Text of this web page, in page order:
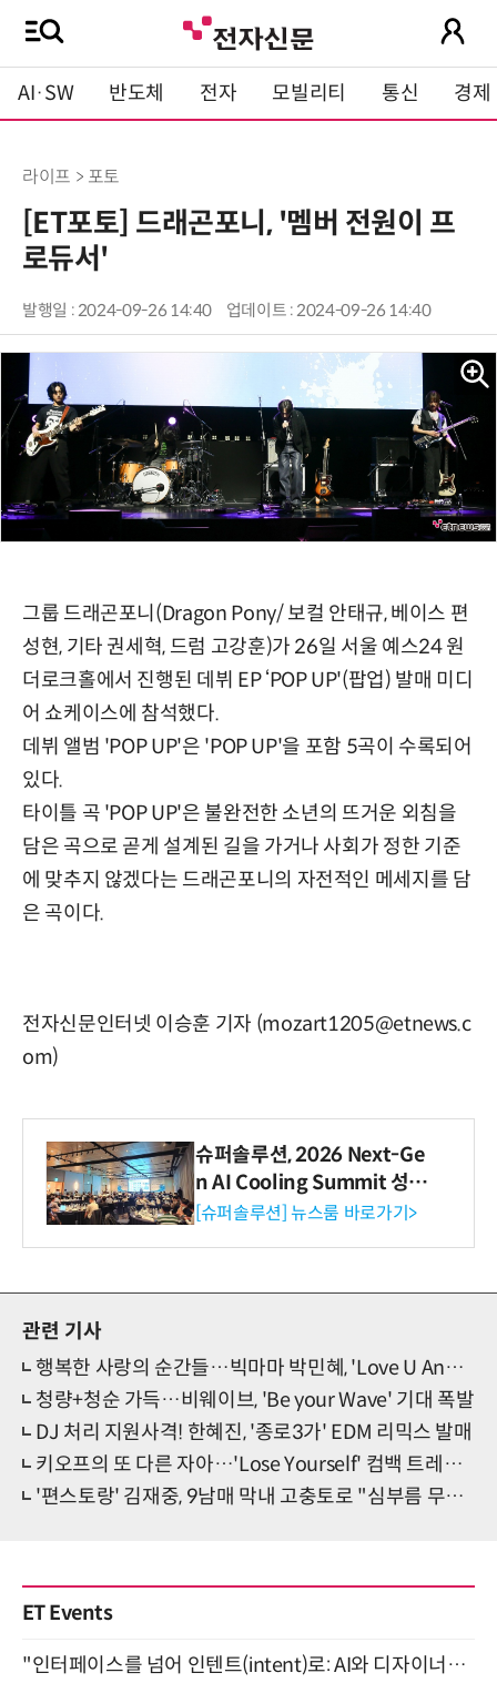
AI·SW 반도체 전자 모빌리티 통신 경제
라이프 > 포토
[ET포토] 드래곤포니, '멤버 전원이 프
로듀서'
발행일 : 2024-09-26 14:40 업데이트 : 2024-09-26 14:40
그룹 드래곤포니(Dragon Pony/ 보컬 안태규, 베이스 편
성현, 기타 권세혁, 드럼 고강훈)가 26일 서울 예스24 원
더로크홀에서 진행된 데뷔 EP ‘POP UP'(팝업) 발매 미디
어 쇼케이스에 참석했다.
데뷔 앨범 'POP UP'은 'POP UP'을 포함 5곡이 수록되어
있다.
타이틀 곡 'POP UP'은 불완전한 소년의 뜨거운 외침을
담은 곡으로 곧게 설계된 길을 가거나 사회가 정한 기준
에 맞추지 않겠다는 드래곤포니의 자전적인 메세지를 담
은 곡이다.
전자신문인터넷 이승훈 기자 (mozart1205@etnews.c
om)
슈퍼솔루션, 2026 Next-Ge
n AI Cooling Summit 성황
리 성료
[슈퍼솔루션] 뉴스룸 바로가기>
관련 기사
행복한 사랑의 순간들…빅마마 박민혜, 'Love U Angel' 발매
청량+청순 가득…비웨이브, 'Be your Wave' 기대 폭발
DJ 처리 지원사격! 한혜진, '종로3가' EDM 리믹스 발매
키오프의 또 다른 자아…'Lose Yourself' 컴백 트레일러
'편스토랑' 김재중, 9남매 막내 고충토로 "심부름 무조건 내가…"
ET Events
"인터페이스를 넘어 인텐트(intent)로: AI와 디자이너가 함께 만드는 공존의 UX" 강남역 (9/2)